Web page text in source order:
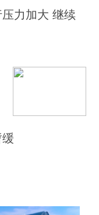
压力加大 继续
缓